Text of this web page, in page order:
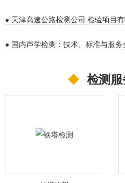
● 天津高速公路检测公司 检验项目
◆ 检测